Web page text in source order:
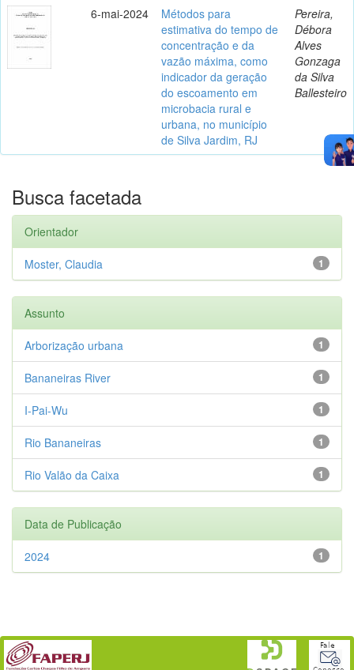
6-mai-2024
Métodos para
estimativa do tempo de
concentração e da
vazão máxima, como
indicador da geração
do escoamento em
microbacia rural e
urbana, no município
de Silva Jardim, RJ
Pereira,
Débora
Alves
Gonzaga
da Silva
Ballesteiro
Busca facetada
Orientador
1
Moster, Claudia
Assunto
1
Arborização urbana
1
Bananeiras River
1
I-Pai-Wu
1
Rio Bananeiras
1
Rio Valão da Caixa
Data de Publicação
1
2024